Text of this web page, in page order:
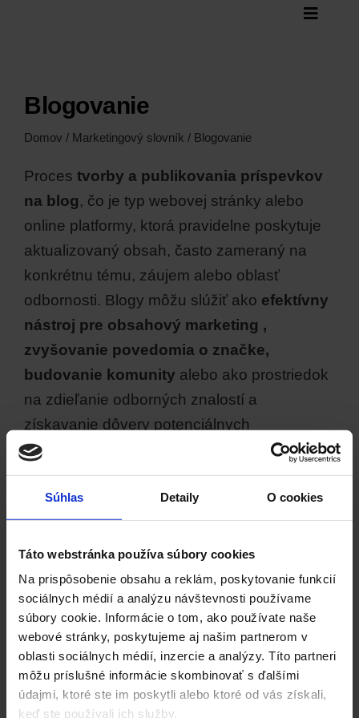
Súhlas Detaily O cookies
Táto webstránka používa súbory cookies
Na prispôsobenie obsahu a reklám, poskytovanie funkcií
sociálnych médií a analýzu návštevnosti používame
súbory cookie. Informácie o tom, ako používate naše
webové stránky, poskytujeme aj našim partnerom v
oblasti sociálnych médií, inzercie a analýzy. Títo partneri
môžu príslušné informácie skombinovať s ďalšími
údajmi, ktoré ste im poskytli alebo ktoré od vás získali,
keď ste používali ich služby.
Toggle
Audit
Služby
Kontakt
Zdieľaj
Blogovanie
Domov / Marketingový slovník / Blogovanie
Proces tvorby a publikovania príspevkov
na blog, čo je typ webovej stránky alebo
online platformy, ktorá pravidelne poskytuje
aktualizovaný obsah, často zameraný na
konkrétnu tému, záujem alebo oblasť
odbornosti. Blogy môžu slúžiť ako efektívny
nástroj pre obsahový marketing ,
zvyšovanie povedomia o značke,
budovanie komunity alebo ako prostriedok
na zdieľanie odborných znalostí a
získavanie dôvery potenciálnych
zákazníkov.
< Späť na slovník